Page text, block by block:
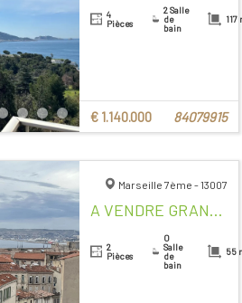
4
Pièces
2 Salle
de
bain
117
€ 1.140.000 84079915
Marseille 7ème - 13007
A VENDRE GRAND TYPE 2 SAINT VICTOR 13007
2
Pièces
0
Salle
de
bain
55